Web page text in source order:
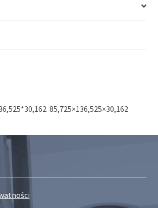
85,725×136,525×30,162